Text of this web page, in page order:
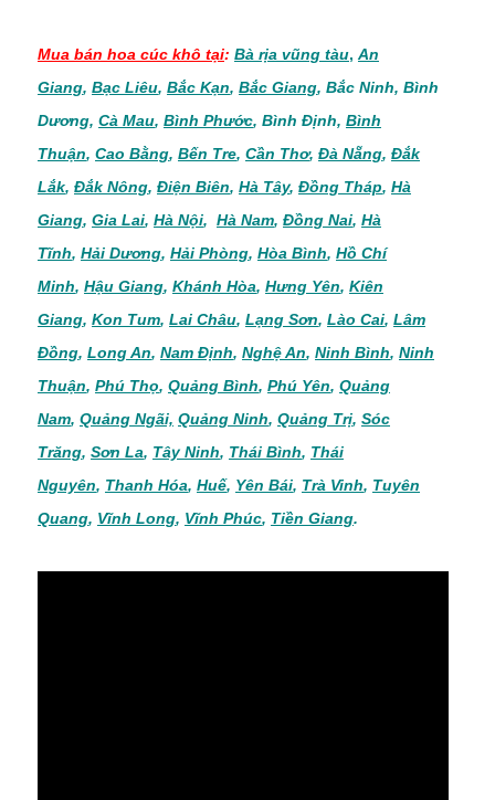
Mua bán hoa cúc khô tại: Bà rịa vũng tàu, An
Giang, Bạc Liêu, Bắc Kạn, Bắc Giang, Bắc Ninh, Bình
Dương, Cà Mau, Bình Phước, Bình Định, Bình
Thuận, Cao Bằng, Bến Tre, Cần Thơ, Đà Nẵng, Đắk
Lắk, Đắk Nông, Điện Biên, Hà Tây, Đồng Tháp, Hà
Giang, Gia Lai, Hà Nội, Hà Nam, Đồng Nai, Hà
Tĩnh, Hải Dương, Hải Phòng, Hòa Bình, Hồ Chí
Minh, Hậu Giang, Khánh Hòa, Hưng Yên, Kiên
Giang, Kon Tum, Lai Châu, Lạng Sơn, Lào Cai, Lâm
Đồng, Long An, Nam Định, Nghệ An, Ninh Bình, Ninh
Thuận, Phú Thọ, Quảng Bình, Phú Yên, Quảng
Nam, Quảng Ngãi, Quảng Ninh, Quảng Trị, Sóc
Trăng, Sơn La, Tây Ninh, Thái Bình, Thái
Nguyên, Thanh Hóa, Huế, Yên Bái, Trà Vinh, Tuyên
Quang, Vĩnh Long, Vĩnh Phúc, Tiền Giang.